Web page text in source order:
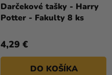
Darčekové tašky - Harry
Potter - Fakulty 8 ks
4,29 €
DO KOŠÍKA